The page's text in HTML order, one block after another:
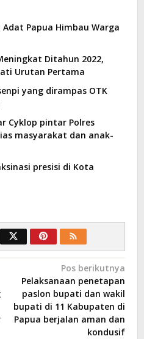
Papua Himbau Warga
Ditahun 2022,
Urutan Pertama
yang dirampas OTK
Cyklop pintar Polres
masyarakat dan anak-
presisi di Kota
Pos berikutnya
Pelaksanaan penetapan
paslon bupati dan wakil
bupati di 11 Kabupaten di
Papua berjalan aman dan
kondusif